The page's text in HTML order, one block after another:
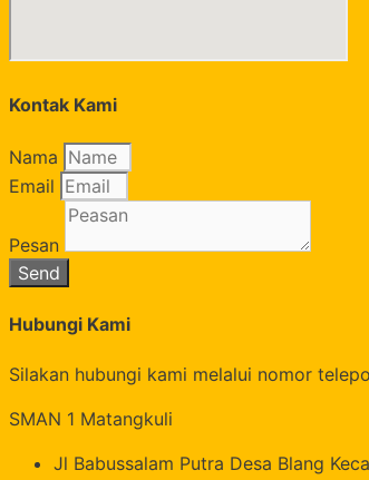
Kontak Kami
Nama
Email
Pesan
Send
Hubungi Kami
Silakan hubungi kami melalui nomor
SMAN 1 Matangkuli
Jl Babussalam Putra Desa Blang